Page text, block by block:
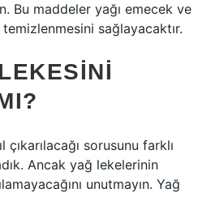
Bu maddeler yağı emecek ve
sağlayacaktır.
çıkarılacağı sorusunu farklı
Ancak yağ lekelerinin
unutmayın. Yağ